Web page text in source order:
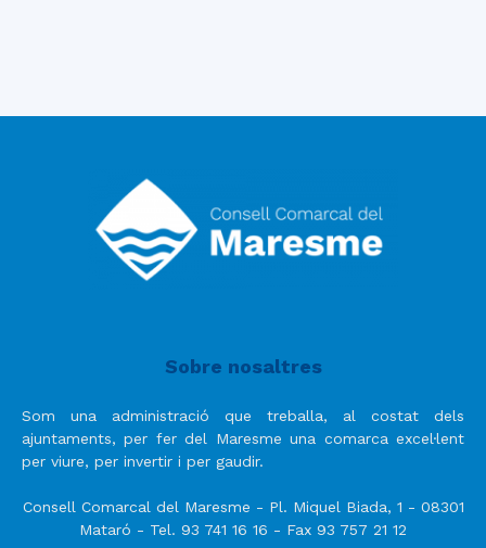
Sobre nosaltres
Som una administració que treballa, al costat dels
ajuntaments, per fer del Maresme una comarca excel·lent
per viure, per invertir i per gaudir.
Consell Comarcal del Maresme - Pl. Miquel Biada, 1 - 08301
Mataró - Tel. 93 741 16 16 - Fax 93 757 21 12